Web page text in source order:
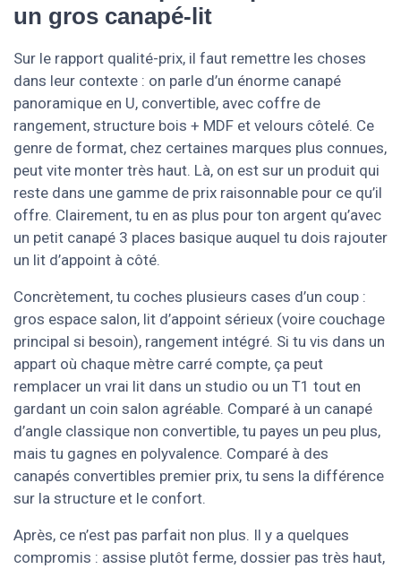
un gros canapé-lit
Sur le rapport qualité-prix, il faut remettre les choses
dans leur contexte : on parle d’un énorme canapé
panoramique en U, convertible, avec coffre de
rangement, structure bois + MDF et velours côtelé. Ce
genre de format, chez certaines marques plus connues,
peut vite monter très haut. Là, on est sur un produit qui
reste dans une gamme de prix raisonnable pour ce qu’il
offre. Clairement, tu en as plus pour ton argent qu’avec
un petit canapé 3 places basique auquel tu dois rajouter
un lit d’appoint à côté.
Concrètement, tu coches plusieurs cases d’un coup :
gros espace salon, lit d’appoint sérieux (voire couchage
principal si besoin), rangement intégré. Si tu vis dans un
appart où chaque mètre carré compte, ça peut
remplacer un vrai lit dans un studio ou un T1 tout en
gardant un coin salon agréable. Comparé à un canapé
d’angle classique non convertible, tu payes un peu plus,
mais tu gagnes en polyvalence. Comparé à des
canapés convertibles premier prix, tu sens la différence
sur la structure et le confort.
Après, ce n’est pas parfait non plus. Il y a quelques
compromis : assise plutôt ferme, dossier pas très haut,